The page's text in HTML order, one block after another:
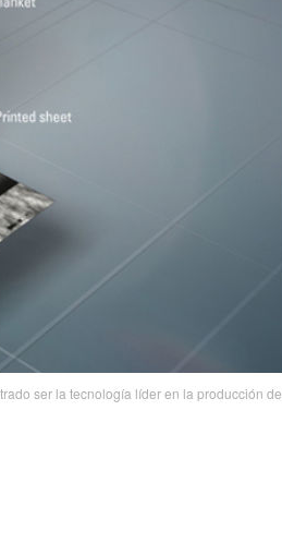
ser la tecnología líder en la producción de